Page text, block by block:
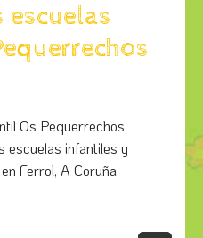
escuelas
Os Pequerrechos
escuelas infantiles y
Ferrol, A Coruña,